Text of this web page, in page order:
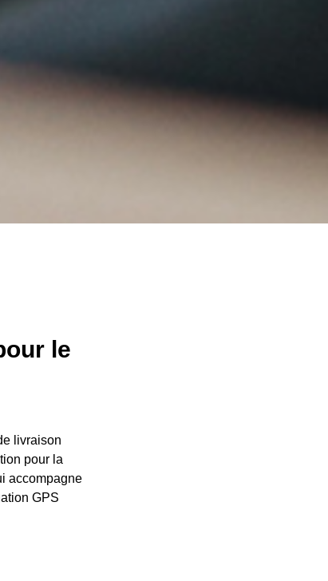
le
livraison
pour la
accompagne
GPS